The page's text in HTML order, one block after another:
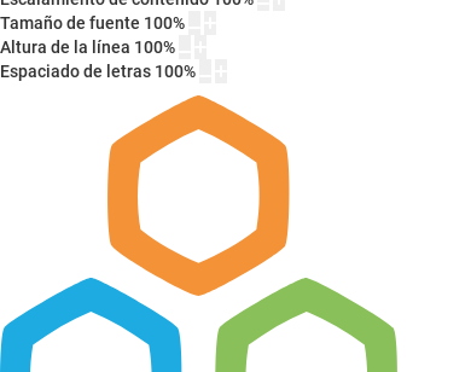
Tamaño de fuente 100%
Altura de la línea 100%
Espaciado de letras 100%